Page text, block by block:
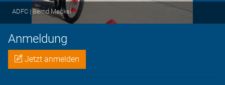
ADFC | Bernd Meckel
Anmeldung
Jetzt anmelden